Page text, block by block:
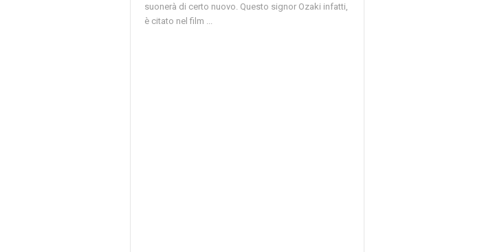
suonerà di certo nuovo. Questo signor Ozaki infatti,
è citato nel film ...